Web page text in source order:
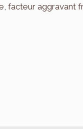
facteur aggravant